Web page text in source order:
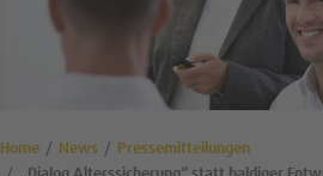
Home News
Pressemitteilungen